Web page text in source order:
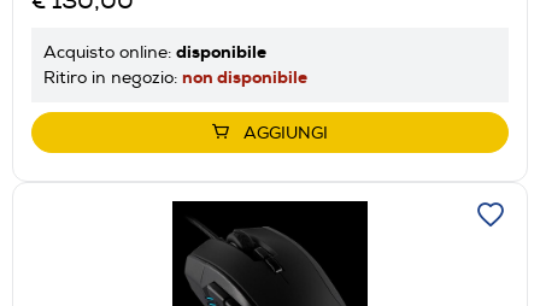
Acquisto online: disponibile
Ritiro in negozio: non disponibile
AGGIUNGI